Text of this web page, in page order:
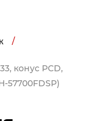
/
конус PCD,
57700FDSP)